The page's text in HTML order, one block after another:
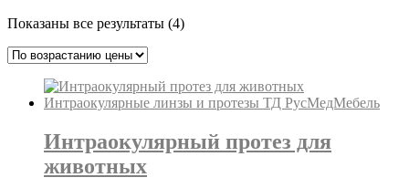
Показаны все результаты (4)Цены:
Интраокулярный протез для
животных